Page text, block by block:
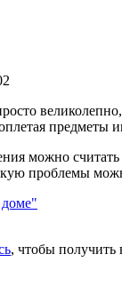
предметы
можно
проблемы
, чтобы получить